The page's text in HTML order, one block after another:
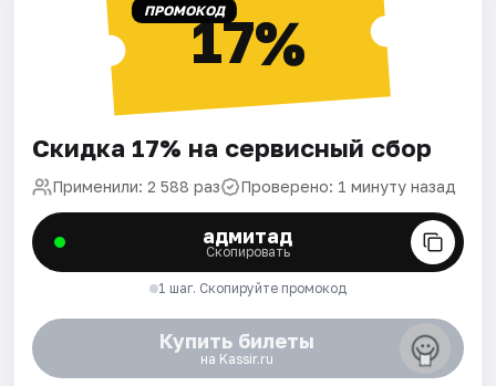
ПРОМОКОД17%
Скидка 17% на сервисный сбор
Применили: 2 588 раз Проверено: 1 минуту назад
адмитад
Скопировать
1 шаг. Скопируйте промокод
Купить билеты
на Kassir.ru